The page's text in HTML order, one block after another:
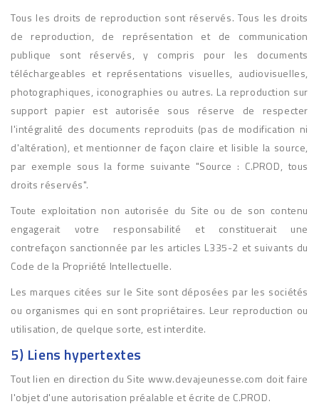
Tous les droits de reproduction sont réservés. Tous les droits
de reproduction, de représentation et de communication
publique sont réservés, y compris pour les documents
téléchargeables et représentations visuelles, audiovisuelles,
photographiques, iconographies ou autres. La reproduction sur
support papier est autorisée sous réserve de respecter
l'intégralité des documents reproduits (pas de modification ni
d'altération), et mentionner de façon claire et lisible la source,
par exemple sous la forme suivante "Source : C.PROD, tous
droits réservés".
Toute exploitation non autorisée du Site ou de son contenu
engagerait votre responsabilité et constituerait une
contrefaçon sanctionnée par les articles L335-2 et suivants du
Code de la Propriété Intellectuelle.
Les marques citées sur le Site sont déposées par les sociétés
ou organismes qui en sont propriétaires. Leur reproduction ou
utilisation, de quelque sorte, est interdite.
5) Liens hypertextes
Tout lien en direction du Site www.devajeunesse.com doit faire
l'objet d'une autorisation préalable et écrite de C.PROD.